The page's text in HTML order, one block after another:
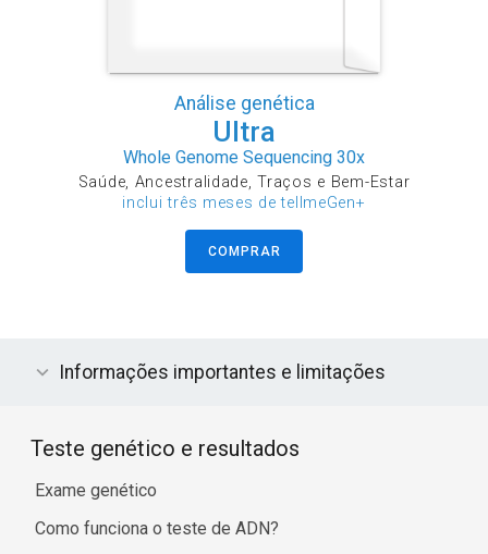
Análise genética
Ultra
Whole Genome Sequencing 30x
Saúde, Ancestralidade, Traços e Bem-Estar
inclui três meses de tellmeGen+
COMPRAR
Informações importantes e limitações
Teste genético e resultados
Exame genético
Como funciona o teste de ADN?